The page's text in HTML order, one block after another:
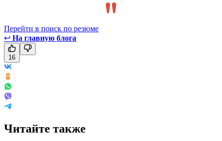
Перейти в поиск по резюме
↩ На главную блога
16
Читайте также